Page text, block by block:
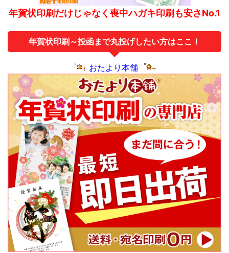
年賀状印刷だけじゃなく喪中ハガキ印刷も安さNo.1
年賀状印刷～投函まで丸投げしたい方はここ！
おたより本舗